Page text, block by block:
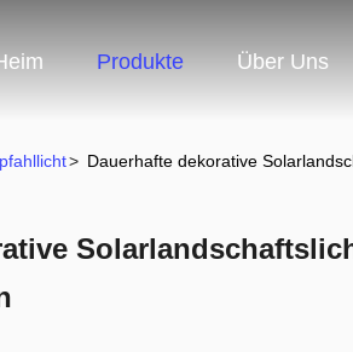
Produkte Über Uns
> Dauerhafte dekorative